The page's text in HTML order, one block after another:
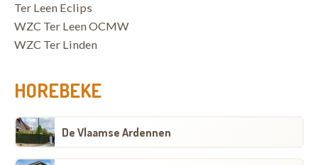
Ter Leen Eclips
WZC Ter Leen OCMW
WZC Ter Linden
HOREBEKE
De Vlaamse Ardennen